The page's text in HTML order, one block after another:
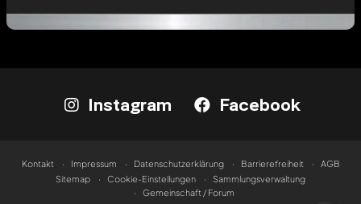
Instagram Facebook
Kontakt Impressum Datenschutzerklärung Barrierefreiheit
AGB
Sitemap
Cookie-Einstellungen
Sammlungsverwaltung
Gemeinschaft / Forum